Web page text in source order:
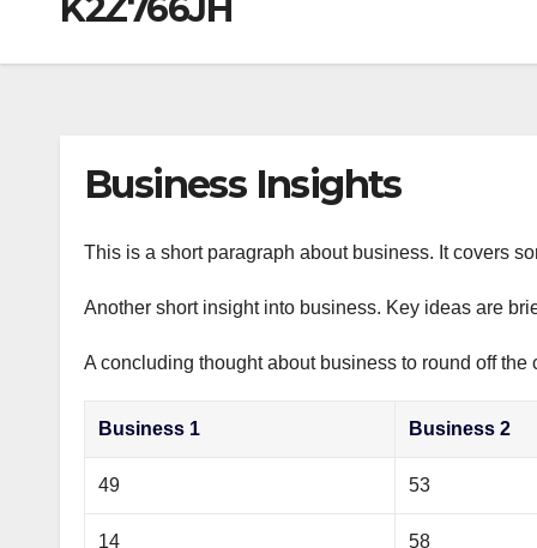
K2Z766JH
Business Insights
This is a short paragraph about business. It covers
Another short insight into business. Key ideas are
A concluding thought about business to round off the
Business 1 Business 2
49 53
14 58
m